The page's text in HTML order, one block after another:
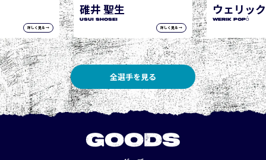
詳しく見る →
ウェリック ポポ
WERIK POPÓ
詳しく見る →
全選手を見る
GOODS